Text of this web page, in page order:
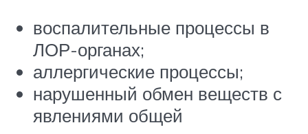
воспалительные процессы в
ЛОР-органах;
аллергические процессы;
нарушенный обмен веществ с
явлениями общей